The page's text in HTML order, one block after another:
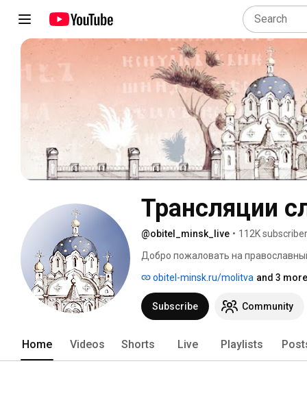
Трансляции
@obitel_minsk_live • 112K
Добро пожаловать на
obitel-minsk.ru/molitva and 3
Subscribe Community
Home Videos Shorts Live Playlists